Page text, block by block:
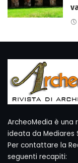
ArcheoMedia è una
ideata da Mediares
Per contattare la
seguenti recapiti: